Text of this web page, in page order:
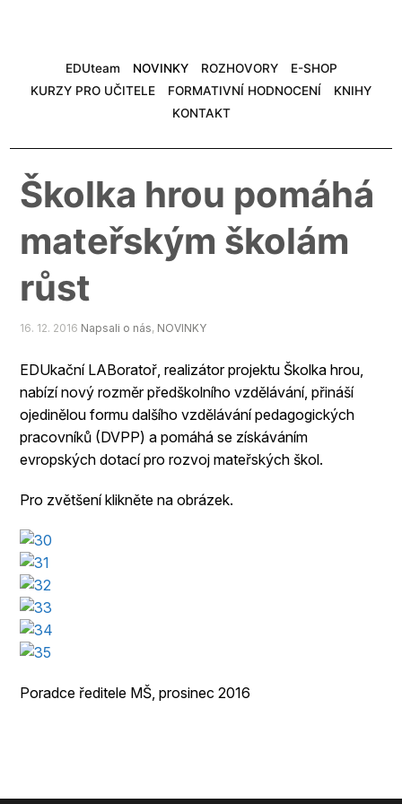
EDUteam NOVINKY ROZHOVORY
E-SHOP
KURZY PRO UČITELE
FORMATIVNÍ HODNOCENÍ
KNIHY
KONTAKT
Školka hrou pomáhá
mateřským školám
růst
16. 12. 2016 Napsali o nás, NOVINKY
EDUkační LABoratoř, realizátor projektu Školka hrou,
nabízí nový rozměr předškolního vzdělávání, přináší
ojedinělou formu dalšího vzdělávání pedagogických
pracovníků (DVPP) a pomáhá se získáváním
evropských dotací pro rozvoj mateřských škol.
Pro zvětšení klikněte na obrázek.
Poradce ředitele MŠ, prosinec 2016